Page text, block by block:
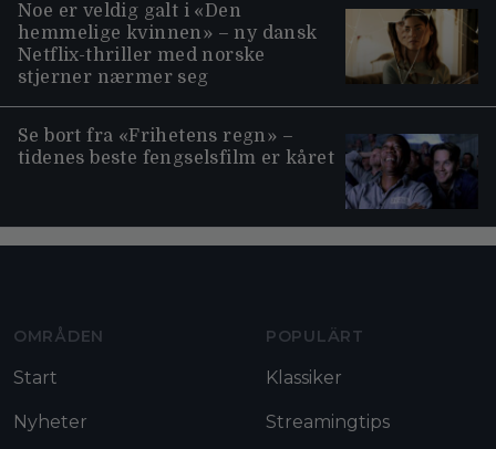
Noe er veldig galt i «Den
hemmelige kvinnen» – ny dansk
Netflix-thriller med norske
stjerner nærmer seg
Se bort fra «Frihetens regn» –
tidenes beste fengselsfilm er kåret
OMRÅDEN
Start
Nyheter
POPULÄRT
Klassiker
Streamingtips